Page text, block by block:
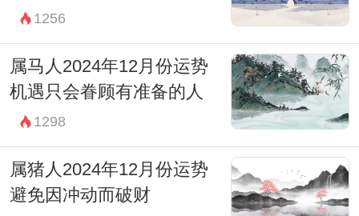
1256
属马人2024年12月份运势
机遇只会眷顾有准备的人
1298
属猪人2024年12月份运势
避免因冲动而破财